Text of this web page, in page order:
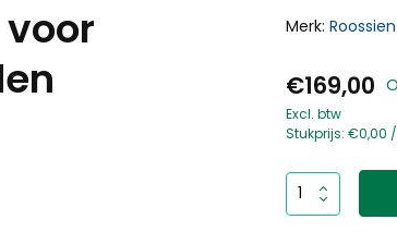
Merk: Roossien
€169,00
Excl. btw
Stukprijs: €0,00 /